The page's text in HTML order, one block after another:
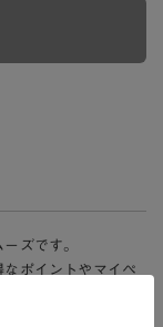
ズです。
ポイントやマイペ